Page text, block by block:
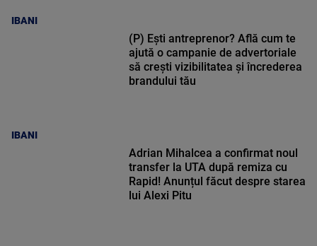
IBANI
IBANI
(P) Ești antreprenor? Află cum te
ajută o campanie de advertoriale
să crești vizibilitatea și încrederea
brandului tău
Adrian Mihalcea a confirmat noul
transfer la UTA după remiza cu
Rapid! Anunțul făcut despre starea
lui Alexi Pitu